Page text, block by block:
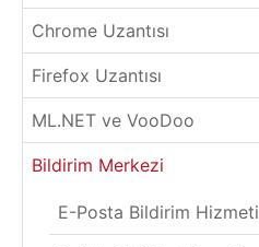
Chrome Uzantısı
Firefox Uzantısı
ML.NET ve VooDoo
Bildirim Merkezi
E-Posta Bildirim Hizmeti